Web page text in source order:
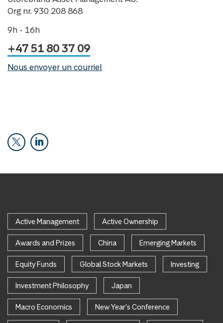
Org nr. 930 208 868
9h - 16h
+47 51 80 37 09
Nous envoyer un courriel
Active Management Active Ownership
Awards and Prizes China Emerging Markets
Equity Funds Global Stock Markets Investing
Investment Philosophy Japan
Macro Economics New Year's Conference